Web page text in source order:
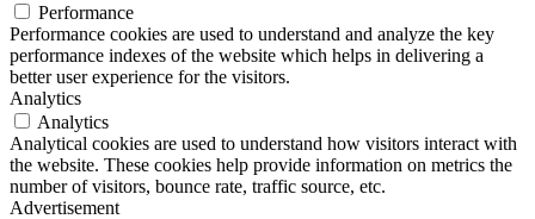
Performance
Performance cookies are used to understand and analyze the key
performance indexes of the website which helps in delivering a
better user experience for the visitors.
Analytics
Analytics
Analytical cookies are used to understand how visitors interact with
the website. These cookies help provide information on metrics the
number of visitors, bounce rate, traffic source, etc.
Advertisement